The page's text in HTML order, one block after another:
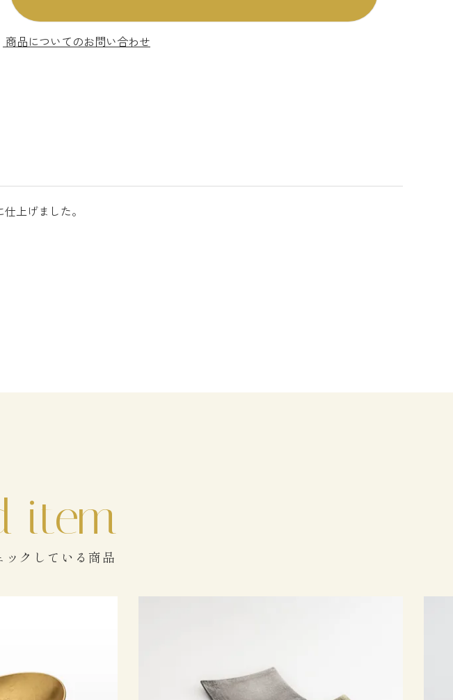
商品についてのお問い合わせ
上げました。
ックしている商品